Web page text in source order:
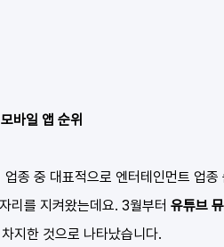
바일 앱 순위
종 중 대표적으로 엔터테인먼트 업
리를 지켜왔는데요. 3월부터 유튜브
지한 것으로 나타났습니다.